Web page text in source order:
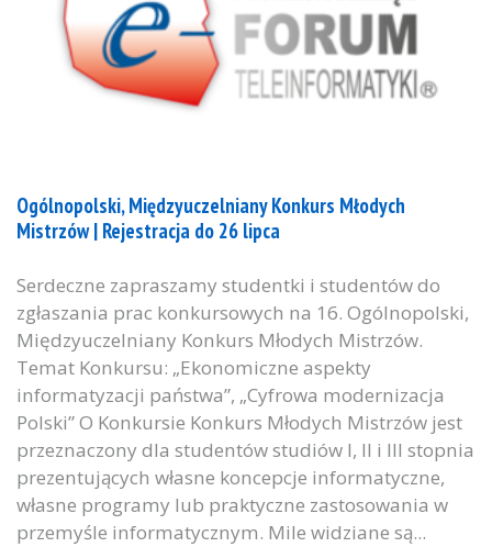
Ogólnopolski, Międzyuczelniany Konkurs Młodych
Mistrzów | Rejestracja do 26 lipca
Serdeczne zapraszamy studentki i studentów do
zgłaszania prac konkursowych na 16. Ogólnopolski,
Międzyuczelniany Konkurs Młodych Mistrzów.
Temat Konkursu: „Ekonomiczne aspekty
informatyzacji państwa”, „Cyfrowa modernizacja
Polski” O Konkursie Konkurs Młodych Mistrzów jest
przeznaczony dla studentów studiów I, II i III stopnia
prezentujących własne koncepcje informatyczne,
własne programy lub praktyczne zastosowania w
przemyśle informatycznym. Mile widziane są...